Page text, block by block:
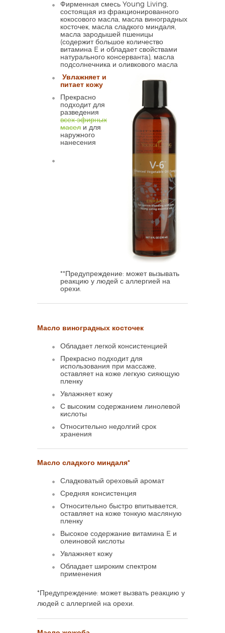
Фирменная смесь Young Living,
состоящая из фракционированного
кокосового масла, масла виноградных
косточек, масла сладкого миндаля,
масла зародышей пшеницы
(содержит большое количество
витамина E и обладает свойствами
натурального консерванта), масла
подсолнечника и оливкового масла
Увлажняет и
питает кожу
Прекрасно
подходит для
разведения
всех эфирных
масел и для
наружного
нанесения
**Предупреждение: может вызывать
реакцию у людей с аллергией на
орехи.
Масло виноградных косточек
Обладает легкой консистенцией
Прекрасно подходит для
использования при массаже,
оставляет на коже легкую сияющую
пленку
Увлажняет кожу
С высоким содержанием линолевой
кислоты
Относительно недолгий срок
хранения
Масло сладкого миндаля*
Сладковатый ореховый аромат
Средняя консистенция
Относительно быстро впитывается,
оставляет на коже тонкую масляную
пленку
Высокое содержание витамина E и
олеиновой кислоты
Увлажняет кожу
Обладает широким спектром
применения
*Предупреждение: может вызвать реакцию у
людей с аллергией на орехи.